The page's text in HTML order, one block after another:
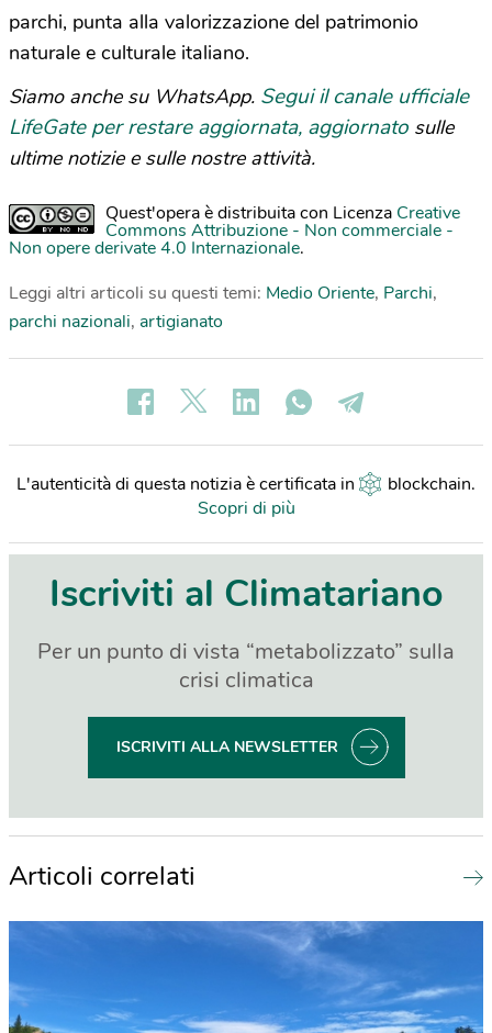
parchi, punta alla valorizzazione del patrimonio
naturale e culturale italiano.
Siamo anche su WhatsApp. Segui il canale ufficiale
LifeGate per restare aggiornata, aggiornato sulle
ultime notizie e sulle nostre attività.
Quest'opera è distribuita con Licenza Creative
Commons Attribuzione - Non commerciale -
Non opere derivate 4.0 Internazionale.
Leggi altri articoli su questi temi: Medio Oriente, Parchi,
parchi nazionali, artigianato
L'autenticità di questa notizia è certificata in blockchain.
Scopri di più
Iscriviti al Climatariano
Per un punto di vista “metabolizzato” sulla
crisi climatica
ISCRIVITI ALLA NEWSLETTER
Articoli correlati